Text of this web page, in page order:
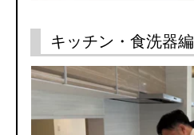
キッチン・食洗器編